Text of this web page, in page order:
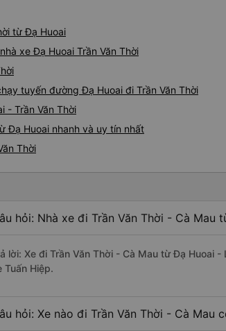
từ Đạ Huoai
xe Đạ Huoai Trần Văn Thời
tuyến đường Đạ Huoai đi Trần Văn Thời
- Trần Văn Thời
Đạ Huoai nhanh và uy tín nhất
Thời
hỏi: Nhà xe đi Trần Văn Thời - Cà
lời: Xe đi Trần Văn Thời - Cà Mau từ Đạ Huoai
Tuấn Hiệp.
hỏi: Xe nào đi Trần Văn Thời - Cà Mau